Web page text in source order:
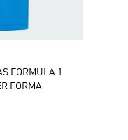
FORMULA 1
FORMA